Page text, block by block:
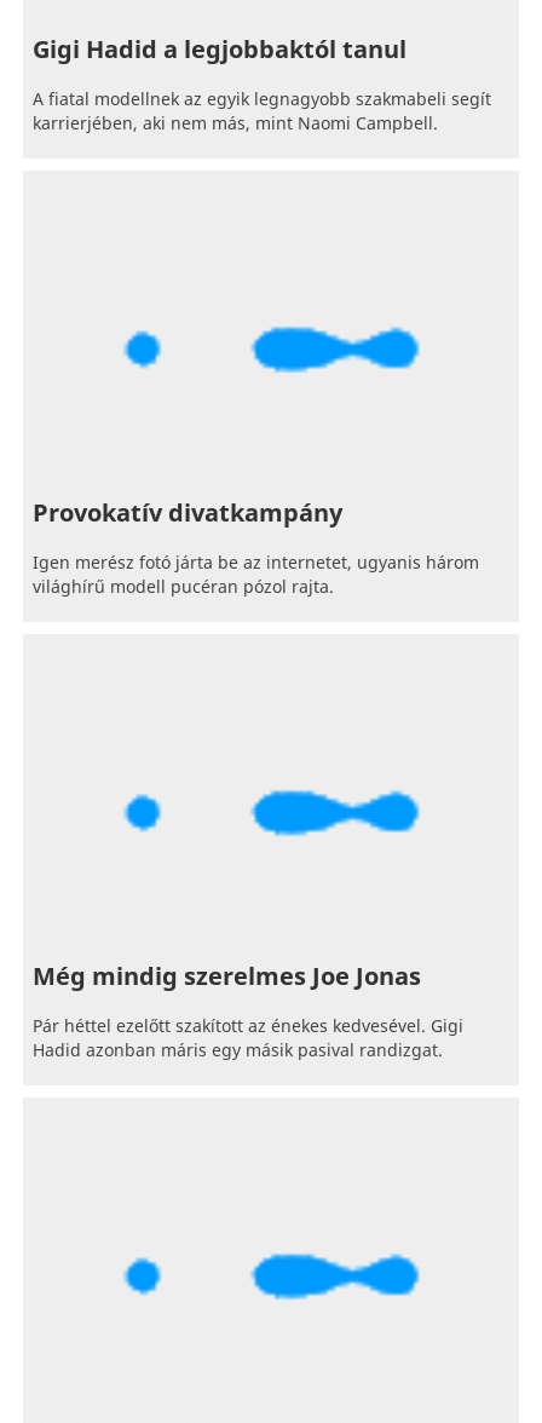
Gigi Hadid a legjobbaktól tanul
A fiatal modellnek az egyik legnagyobb szakmabeli segít
karrierjében, aki nem más, mint Naomi Campbell.
Provokatív divatkampány
Igen merész fotó járta be az internetet, ugyanis három
világhírű modell pucéran pózol rajta.
Még mindig szerelmes Joe Jonas
Pár héttel ezelőtt szakított az énekes kedvesével. Gigi
Hadid azonban máris egy másik pasival randizgat.